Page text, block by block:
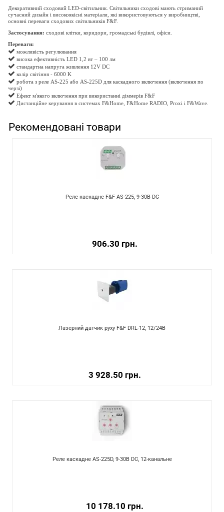
Декоративний сходовий LED-світильник. Світильники сходові мають стриманий
сучасний дизайн і високоякісні матеріали, які використовуються у виробництві,
основні переваги сходових світильників F&F.
Застосування: сходові клітки, коридори, громадські будівлі, офіси.
Переваги:
можливість регулювання
висока ефективність LED 1,2 вт – 100 лм
стандартна напруга живлення 12V DC
колір світіння - 6000 K
робота з реле AS-225 або AS-225D для каскадного включення (включення по
черзі)
Ефект м'якого включення при використанні діммерів F&F
Дистанційне керування в системах F&Home, F&Home RADIO, Proxi і F&Wave.
Рекомендовані товари
Реле каскадне F&F AS-225, 9-30В DC
906.30 грн.
Лазерний датчик руху F&F DRL-12, 12/24В
3 928.50 грн.
Реле каскадне AS-225D, 9-30В DC, 12-канальне
10 178.10 грн.